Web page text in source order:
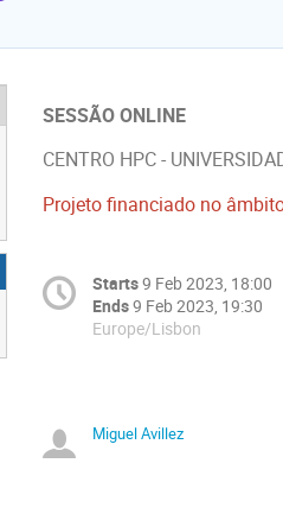
SESSÃO ONLINE
CENTRO HPC -
Projeto financiado no
Starts9 Feb 2023, 18:00
Ends9 Feb 2023, 19:30
Europe/Lisbon
Miguel Avillez